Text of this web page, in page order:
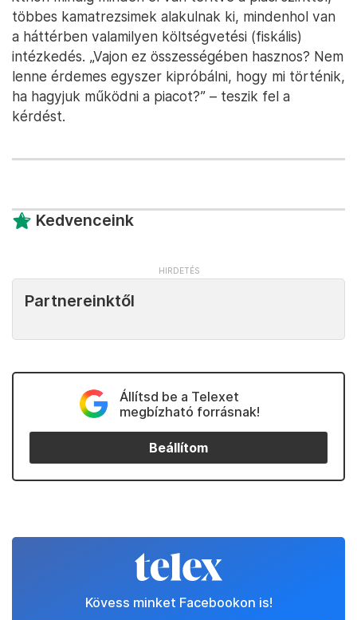
bármennyire is nyereségesek – tényleg joggal érzik
úgy, hogy rájuk más szektorokhoz képest jobban
jut a kiszámíthatatlanságból. És itt felmerül egy
általánosabb probléma is: a magyar kormány
folyamatosan kézi vezérli a pénzügyi folyamatokat.
Ennek érzékletes példája az is, hogy bár az
kormány, a lakosság és a cégek rendszeresen
formájában. Ennek pozitív oldalai is vannak,
ugyanakkor a bankárok szerint nem optimális, hogy
többes kamatrezsimek alakulnak ki, mindenhol van
a háttérben valamilyen költségvetési (fiskális)
intézkedés. „Vajon ez összességében hasznos? Nem
ha hagyjuk működni a piacot?” – teszik fel a
Kedvenceink